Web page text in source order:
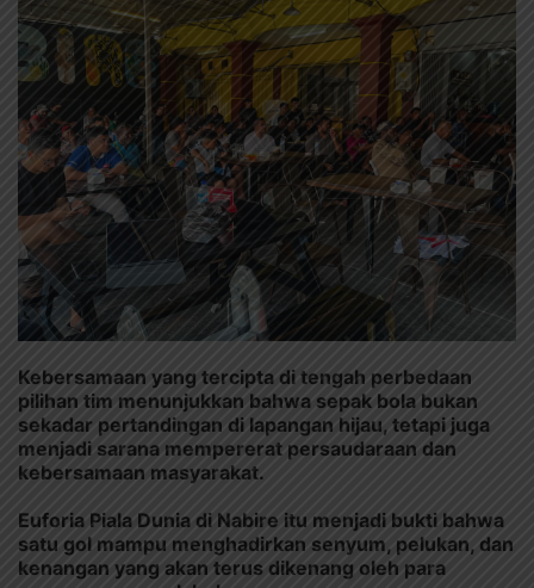
Kebersamaan yang tercipta di tengah perbedaan
pilihan tim menunjukkan bahwa sepak bola bukan
sekadar pertandingan di lapangan hijau, tetapi juga
menjadi sarana mempererat persaudaraan dan
kebersamaan masyarakat.
Euforia Piala Dunia di Nabire itu menjadi bukti bahwa
satu gol mampu menghadirkan senyum, pelukan, dan
kenangan yang akan terus dikenang oleh para